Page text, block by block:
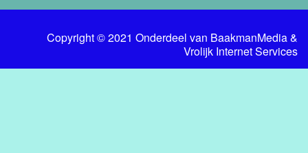
Copyright © 2021 Onderdeel van BaakmanMedia&
Vrolijk Internet Services